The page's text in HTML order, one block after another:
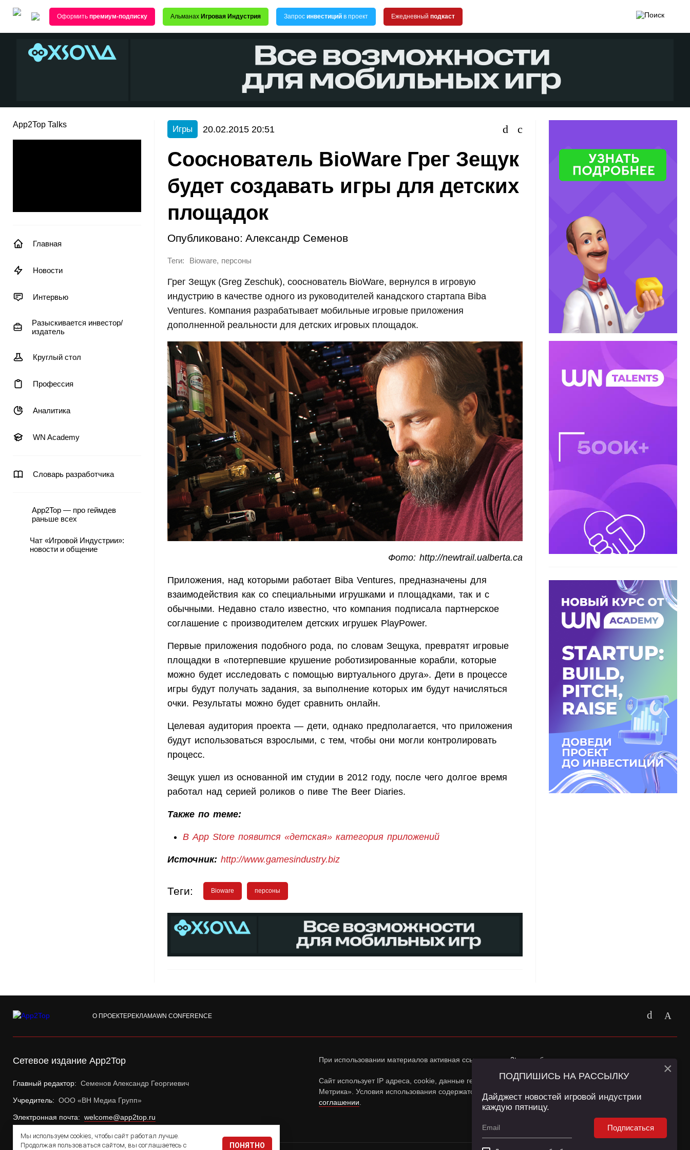
Оформить премиум-подписку Альманах Игровая Индустрия Запрос инвестиций в проект Ежедневный подкаст
App2Top Talks
Главная
Новости
Интервью
Разыскивается инвестор/
издатель
Круглый стол
Профессия
Аналитика
WN Academy
Словарь разработчика
App2Top — про геймдев
раньше всех
Чат «Игровой Индустрии»:
новости и общение
Игры 20.02.2015 20:51
Сооснователь BioWare Грег Зещук
будет создавать игры для детских
площадок
Опубликовано: Александр Семенов
Теги: Bioware, персоны
Грег Зещук (Greg Zeschuk), сооснователь BioWare, вернулся в игровую
индустрию в качестве одного из руководителей канадского стартапа Biba
Ventures. Компания разрабатывает мобильные игровые приложения
дополненной реальности для детских игровых площадок.
Фото: http://newtrail.ualberta.ca
Приложения, над которыми работает Biba Ventures, предназначены для
взаимодействия как со специальными игрушками и площадками, так и с
обычными. Недавно стало известно, что компания подписала партнерское
соглашение с производителем детских игрушек PlayPower.
Первые приложения подобного рода, по словам Зещука, превратят игровые
площадки в «потерпевшие крушение роботизированные корабли, которые
можно будет исследовать с помощью виртуального друга». Дети в процессе
игры будут получать задания, за выполнение которых им будут начисляться
очки. Результаты можно будет сравнить онлайн.
Целевая аудитория проекта — дети, однако предполагается, что приложения
будут использоваться взрослыми, с тем, чтобы они могли контролировать
процесс.
Зещук ушел из основанной им студии в 2012 году, после чего долгое время
работал над серией роликов о пиве The Beer Diaries.
Также по теме:
В App Store появится «детская» категория приложений
Источник: http://www.gamesindustry.biz
Теги: Bioware персоны
О ПРОЕКТЕРЕКЛАМАWN CONFERENCE
Сетевое издание App2Top
Главный редактор: Семенов Александр Георгиевич
Учредитель: ООО «ВН Медиа Групп»
Электронная почта: welcome@app2top.ru
При использовании материалов активная ссылка наapp2top.ruобязательна.
Сайт использует IP адреса, cookie, данные геолокации Пользователей сайта и сервис «Яндекс
Метрика». Условия использования содержатся в
Политике конфиденциальностии
соглашении
Мы используем cookies, чтобы сайт работал лучше.
Продолжая пользоваться сайтом, вы соглашаетесь с
ПОНЯТНО
ПОДПИШИСЬ НА РАССЫЛКУ
Дайджест новостей игровой индустрии
каждую пятницу.
Подписаться
×